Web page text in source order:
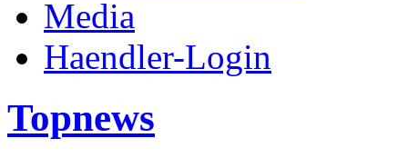
Media
Haendler-Login
Topnews